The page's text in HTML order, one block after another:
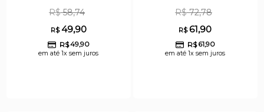
R$58,74
R$49,90
R$49,90
em até 1x sem juros
R$72,78
R$61,90
R$ 61,90
em até 1x sem juros